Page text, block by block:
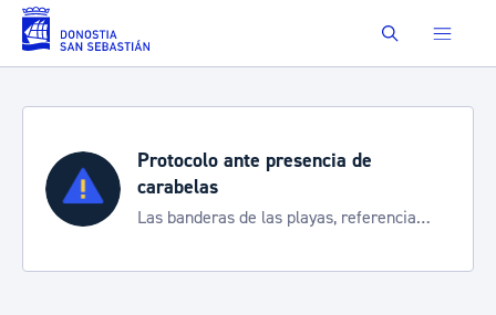
Saltar al contenido principal Buscar
Protocolo ante presencia de
carabelas
Las banderas de las playas, referencia